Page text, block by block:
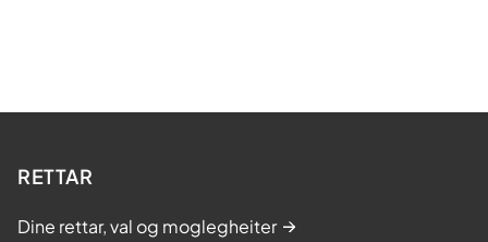
RETTAR
Dine rettar, val og moglegheiter